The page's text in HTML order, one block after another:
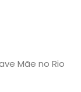
Mãe no Rio